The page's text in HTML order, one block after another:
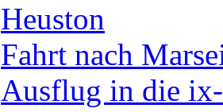
Heuston
Fahrt nach
Ausflug in die